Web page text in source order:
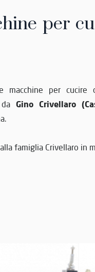
per
macchine per cucire
Gino Crivellaro
famiglia Crivellaro in